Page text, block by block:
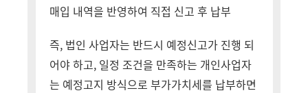
매입 내역을 반영하여 직접 신고 후 납부
즉, 법인 사업자는 반드시 예정신고가 진행 되
어야 하고, 일정 조건을 만족하는 개인사업자
는 예정고지 방식으로 부가가치세를 납부하면